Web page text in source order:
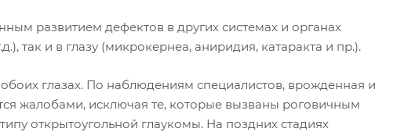
развитием дефектов в других системах и органах
так и в глазу (микрокернеа, аниридия, катаракта и пр.).
глазах. По наблюдениям специалистов, врожденная и
жалобами, исключая те, которые вызваны роговичным
открытоугольной глаукомы. На поздних стадиях